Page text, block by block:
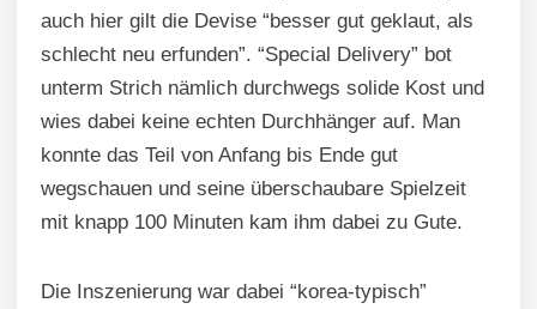
auch hier gilt die Devise “besser gut geklaut, als
schlecht neu erfunden”. “Special Delivery” bot
unterm Strich nämlich durchwegs solide Kost und
wies dabei keine echten Durchhänger auf. Man
konnte das Teil von Anfang bis Ende gut
wegschauen und seine überschaubare Spielzeit
mit knapp 100 Minuten kam ihm dabei zu Gute.
Die Inszenierung war dabei “korea-typisch”